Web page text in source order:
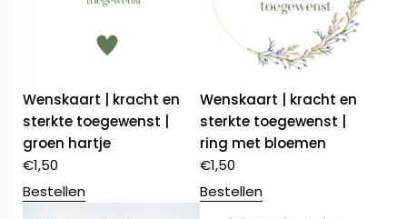
Wenskaart | kracht en
sterkte toegewenst |
groen hartje
€1,50
Bestellen
Wenskaart | kracht en
sterkte toegewenst |
ring met bloemen
€1,50
Bestellen